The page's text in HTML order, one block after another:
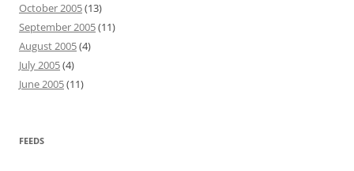
October 2005(13)
September 2005(11)
August 2005(4)
July 2005(4)
June 2005(11)
FEEDS